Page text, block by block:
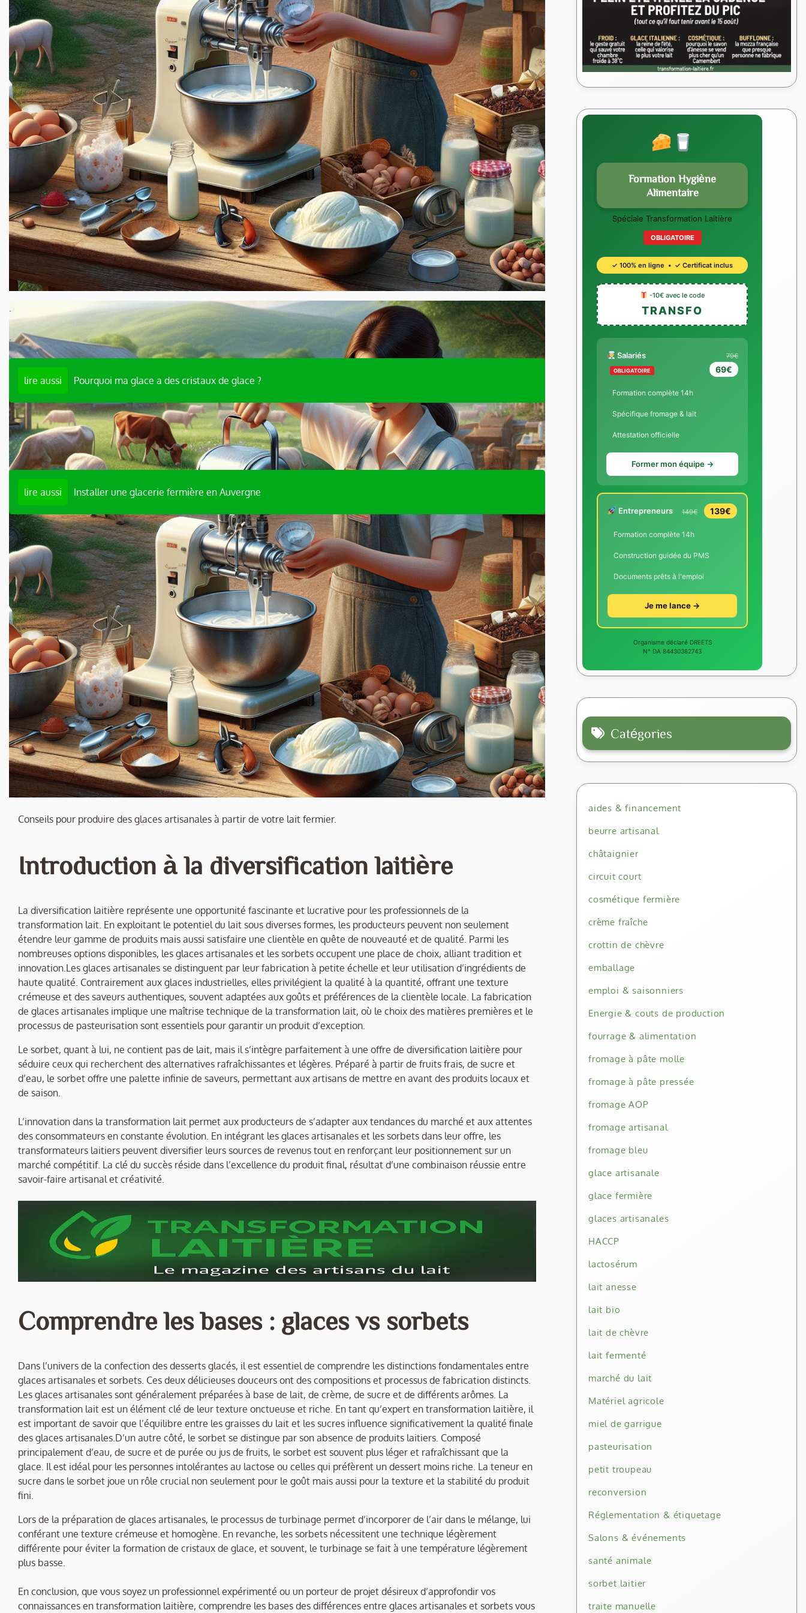
.
.
lire aussi Pourquoi ma glace a des cristaux de glace ?
.
.
lire aussi Installer une glacerie fermière en Auvergne
.
.
.
.
.
.
.
.
.
.
Conseils pour produire des glaces artisanales à partir de votre lait fermier.
Introduction à la diversification laitière
La diversification laitière représente une opportunité fascinante et lucrative pour les professionnels de la
transformation lait. En exploitant le potentiel du lait sous diverses formes, les producteurs peuvent non seulement
étendre leur gamme de produits mais aussi satisfaire une clientèle en quête de nouveauté et de qualité. Parmi les
nombreuses options disponibles, les glaces artisanales et les sorbets occupent une place de choix, alliant tradition et
innovation.Les glaces artisanales se distinguent par leur fabrication à petite échelle et leur utilisation d’ingrédients de
haute qualité. Contrairement aux glaces industrielles, elles privilégient la qualité à la quantité, offrant une texture
crémeuse et des saveurs authentiques, souvent adaptées aux goûts et préférences de la clientèle locale. La fabrication
de glaces artisanales implique une maîtrise technique de la transformation lait, où le choix des matières premières et le
processus de pasteurisation sont essentiels pour garantir un produit d’exception.
Le sorbet, quant à lui, ne contient pas de lait, mais il s’intègre parfaitement à une offre de diversification laitière pour
séduire ceux qui recherchent des alternatives rafraîchissantes et légères. Préparé à partir de fruits frais, de sucre et
d’eau, le sorbet offre une palette infinie de saveurs, permettant aux artisans de mettre en avant des produits locaux et
de saison.
L’innovation dans la transformation lait permet aux producteurs de s’adapter aux tendances du marché et aux attentes
des consommateurs en constante évolution. En intégrant les glaces artisanales et les sorbets dans leur offre, les
transformateurs laitiers peuvent diversifier leurs sources de revenus tout en renforçant leur positionnement sur un
marché compétitif. La clé du succès réside dans l’excellence du produit final, résultat d’une combinaison réussie entre
savoir-faire artisanal et créativité.
Comprendre les bases : glaces vs sorbets
Dans l’univers de la confection des desserts glacés, il est essentiel de comprendre les distinctions fondamentales entre
glaces artisanales et sorbets. Ces deux délicieuses douceurs ont des compositions et processus de fabrication distincts.
Les glaces artisanales sont généralement préparées à base de lait, de crème, de sucre et de différents arômes. La
transformation lait est un élément clé de leur texture onctueuse et riche. En tant qu’expert en transformation laitière, il
est important de savoir que l’équilibre entre les graisses du lait et les sucres influence significativement la qualité finale
des glaces artisanales.D’un autre côté, le sorbet se distingue par son absence de produits laitiers. Composé
principalement d’eau, de sucre et de purée ou jus de fruits, le sorbet est souvent plus léger et rafraîchissant que la
glace. Il est idéal pour les personnes intolérantes au lactose ou celles qui préfèrent un dessert moins riche. La teneur en
sucre dans le sorbet joue un rôle crucial non seulement pour le goût mais aussi pour la texture et la stabilité du produit
fini.
Lors de la préparation de glaces artisanales, le processus de turbinage permet d’incorporer de l’air dans le mélange, lui
conférant une texture crémeuse et homogène. En revanche, les sorbets nécessitent une technique légèrement
différente pour éviter la formation de cristaux de glace, et souvent, le turbinage se fait à une température légèrement
plus basse.
En conclusion, que vous soyez un professionnel expérimenté ou un porteur de projet désireux d’approfondir vos
connaissances en transformation laitière, comprendre les bases des différences entre glaces artisanales et sorbets vous
Formation Hygiène
Alimentaire
Spéciale Transformation Laitière
OBLIGATOIRE
✓ 100% en ligne • ✓ Certificat inclus
-10€ avec le code
TRANSFO
Salariés
OBLIGATOIRE
79€
69€
Formation complète 14h
Spécifique fromage & lait
Attestation officielle
Former mon équipe →
Entrepreneurs 149€ 139€
Formation complète 14h
Construction guidée du PMS
Documents prêts à l'emploi
Je me lance →
Organisme déclaré DREETS
N° DA 84430382743
Catégories
aides & financement
beurre artisanal
châtaignier
circuit court
cosmétique fermière
crème fraîche
crottin de chèvre
emballage
emploi & saisonniers
Energie & couts de production
fourrage & alimentation
fromage à pâte molle
fromage à pâte pressée
fromage AOP
fromage artisanal
fromage bleu
glace artisanale
glace fermière
glaces artisanales
HACCP
lactosérum
lait anesse
lait bio
lait de chèvre
lait fermenté
marché du lait
Matériel agricole
miel de garrigue
pasteurisation
petit troupeau
reconversion
Réglementation & étiquetage
Salons & événements
santé animale
sorbet laitier
traite manuelle